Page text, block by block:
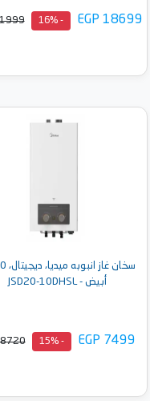
EGP 18699
- 16%
أضف إلى السلة
أبيض - JSD20-10DHSL
EGP 7499
- 15%
8720